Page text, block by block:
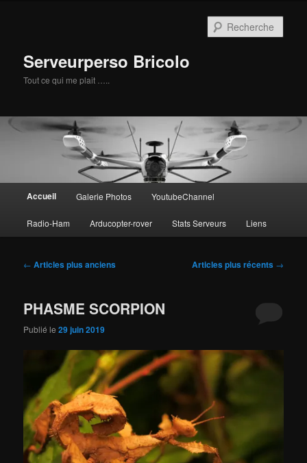
Serveurperso Bricolo
Tout ce qui me plait …..
Accueil Galerie Photos YoutubeChannel
Radio-Ham Arducopter-rover Stats Serveurs Liens
Navigation
← Articles plus anciens Articles plus récents →
PHASME SCORPION
Publié le29 juin 2019